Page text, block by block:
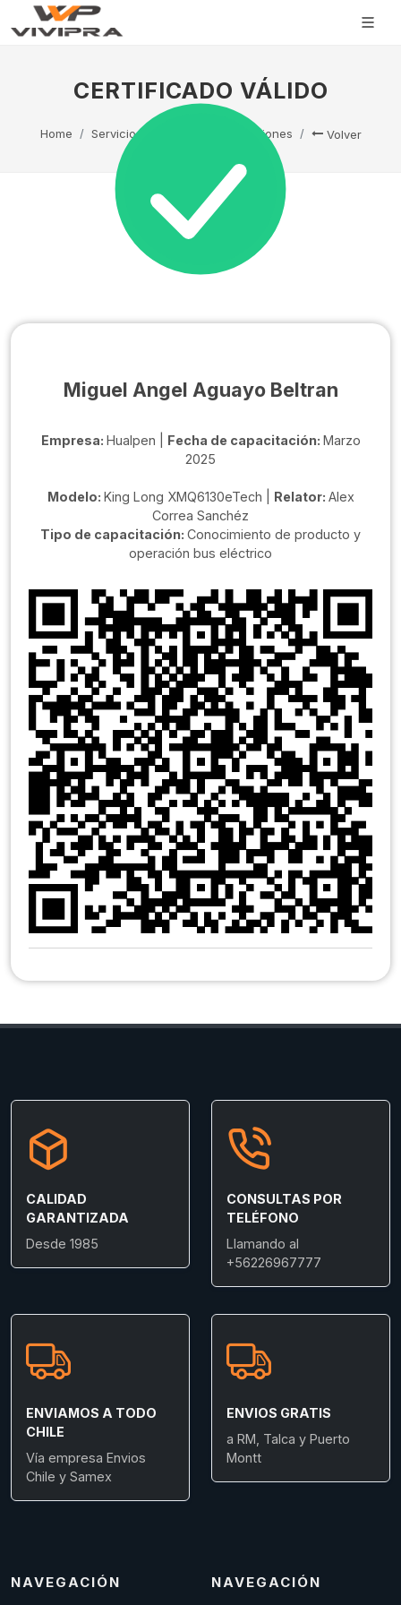
CERTIFICADO VÁLIDO
Home Servicio Técnico Capacitaciones Volver
Miguel Angel Aguayo Beltran
Empresa: Hualpen | Fecha de capacitación: Marzo
2025
Modelo: King Long XMQ6130eTech | Relator: Alex
Correa Sanchéz
Tipo de capacitación: Conocimiento de producto y
operación bus eléctrico
CALIDAD
GARANTIZADA
Desde 1985
CONSULTAS POR
TELÉFONO
Llamando al
+56226967777
ENVIAMOS A TODO
CHILE
Vía empresa Envios
Chile y Samex
ENVIOS GRATIS
a RM, Talca y Puerto
Montt
NAVEGACIÓN NAVEGACIÓN